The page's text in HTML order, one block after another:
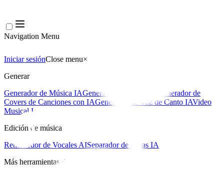
Navigation Menu
Iniciar sesiónClose menu×
Generar
Generador de Música IAGenerador de Letras IA
Generador de
Covers de Canciones con IAGenerador de Voz de Canto IAVideo
Musical IA
Edición de música
Removedor de Vocales AISeparador de Pistas IA
Más herramientas de música